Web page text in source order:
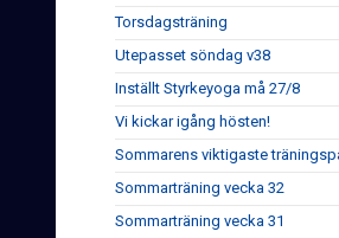
Torsdagsträning
Utepasset söndag v38
Inställt Styrkeyoga må 27/8
Vi kickar igång hösten!
Sommarens viktigaste
Sommarträning vecka 32
Sommarträning vecka 31